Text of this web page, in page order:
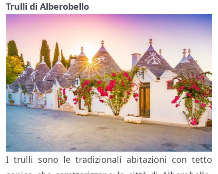
Trulli di Alberobello
I trulli sono le tradizionali abitazioni con tetto